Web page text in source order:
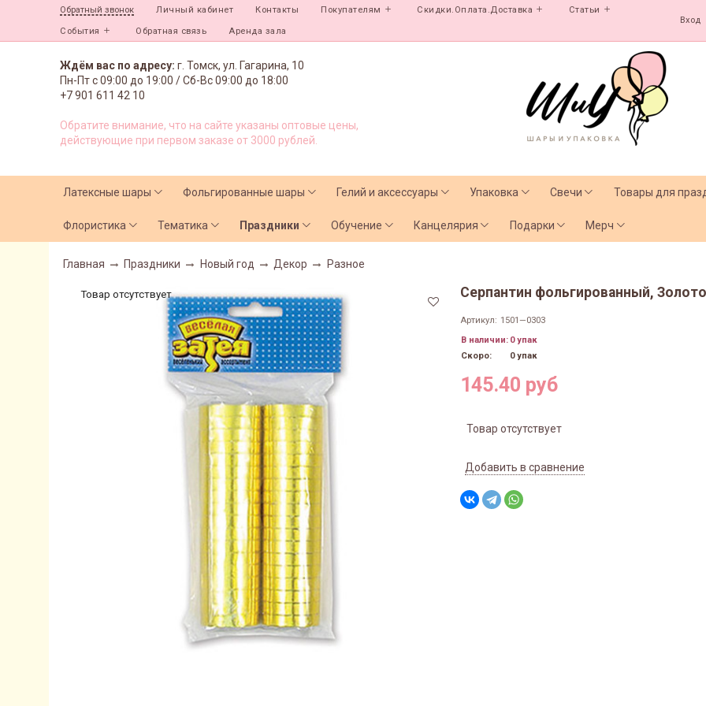
Обратный звонок Личный кабинет Контакты Покупателям Скидки.Оплата.Доставка Статьи
События Обратная связь Аренда зала
Вход
Ждём вас по адресу: г. Томск, ул. Гагарина, 10
Пн-Пт с09:00 до 19:00 /Сб-Вс 09:00 до 18:00
+7 901 611 42 10
Обратите внимание, что на сайте указаны оптовые цены,
действующие при первом заказе от 3000 рублей.
Латексные шары Фольгированные шары Гелий и аксессуары Упаковка Свечи Товары для
Флористика Тематика Праздники Обучение Канцелярия Подарки Мерч
Главная Праздники Новый год Декор Разное
Товар отсутствует Серпантин фольгированный,
Артикул: 1501—0303
В наличии: 0 упак
Скоро:
0 упак
145.40 руб
Товар отсутствует
Добавить в сравнение